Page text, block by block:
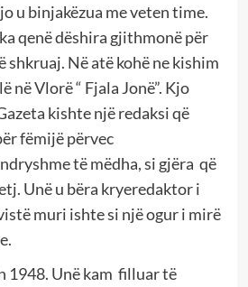
u binjakëzua me veten time.
qenë dëshira gjithmonë për
shkruaj. Në atë kohë ne kishim
në Vlorë “ Fjala Jonë”. Kjo
kishte një redaksi që
fëmijë përvec
të mëdha, si gjëra që
Unë u bëra kryeredaktor i
muri ishte si një ogur i mirë
1948. Unë kam filluar të